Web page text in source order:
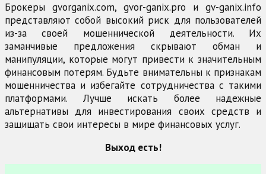
Брокеры gvorganix.com, gvor-ganix.pro и gv-ganix.info
представляют собой высокий риск для пользователей
из-за своей мошеннической деятельности. Их
заманчивые предложения скрывают обман и
манипуляции, которые могут привести к значительным
финансовым потерям. Будьте внимательны к признакам
мошенничества и избегайте сотрудничества с такими
платформами. Лучше искать более надежные
альтернативы для инвестирования своих средств и
защищать свои интересы в мире финансовых услуг.
Выход есть!